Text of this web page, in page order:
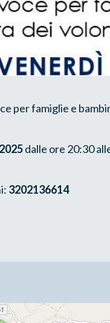
per famiglie e
dalle ore 20:30
3202136614